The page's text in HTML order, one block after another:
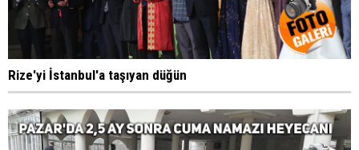
Rize'yi İstanbul'a taşıyan düğün